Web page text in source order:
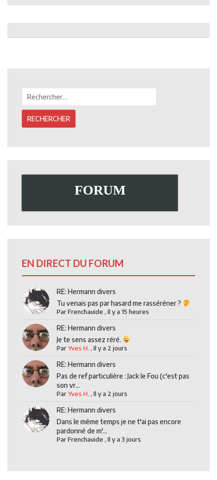
Post
FORUM
EN DIRECT DU FORUM
RE: Hermann divers
Tu venais pas par hasard me rasséréner ?
ParFrenchauide ,Il y a 15 heures
RE: Hermann divers
Je te sens assez réré.
ParYves H. ,Il y a 2 jours
RE: Hermann divers
Pas de ref particulière : Jack le Fou (c'est pas
son vr...
ParYves H. ,Il y a 2 jours
RE: Hermann divers
Dans le même temps je ne t'ai pas encore
pardonné de m'...
ParFrenchauide ,Il y a 3 jours